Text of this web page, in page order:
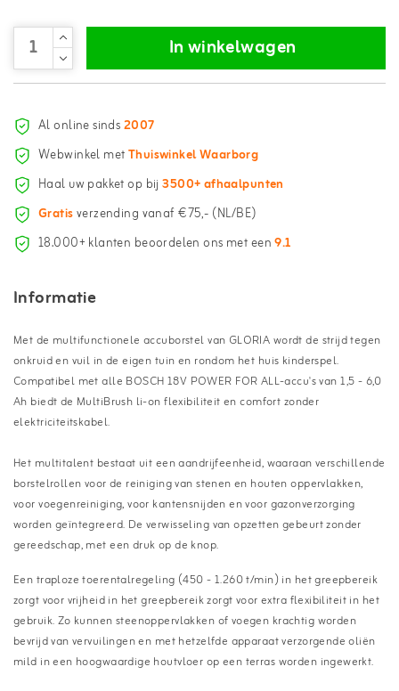
In winkelwagen
Al online sinds2007
Webwinkel metThuiswinkel Waarborg
Haal uw pakket op bij3500+ afhaalpunten
Gratisverzending vanaf €75,- (NL/BE)
18.000+ klanten beoordelen ons met een9.1
Informatie
Met de multifunctionele accuborstel van GLORIA wordt de strijd tegen
onkruid en vuil in de eigen tuin en rondom het huis kinderspel.
Compatibel met alle BOSCH 18V POWER FOR ALL-accu's van 1,5 - 6,0
Ah biedt de MultiBrush li-on flexibiliteit en comfort zonder
elektriciteitskabel.
Het multitalent bestaat uit een aandrijfeenheid, waaraan verschillende
borstelrollen voor de reiniging van stenen en houten oppervlakken,
voor voegenreiniging, voor kantensnijden en voor gazonverzorging
worden geïntegreerd. De verwisseling van opzetten gebeurt zonder
gereedschap, met een druk op de knop.
Een traploze toerentalregeling (450 - 1.260 t/min) in het greepbereik
zorgt voor vrijheid in het greepbereik zorgt voor extra flexibiliteit in het
gebruik. Zo kunnen steenoppervlakken of voegen krachtig worden
bevrijd van vervuilingen en met hetzelfde apparaat verzorgende oliën
mild in een hoogwaardige houtvloer op een terras worden ingewerkt.